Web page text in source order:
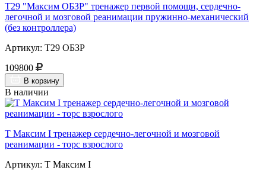
Т29 "Максим ОБЗР" тренажер первой помощи, сердечно-
легочной и мозговой реанимации пружинно-механический
(без контроллера)
Артикул: Т29 ОБЗР
109800
В корзину
В наличии
Т Максим I тренажер сердечно-легочной и мозговой
реанимации - торс взрослого
Артикул: Т Максим I